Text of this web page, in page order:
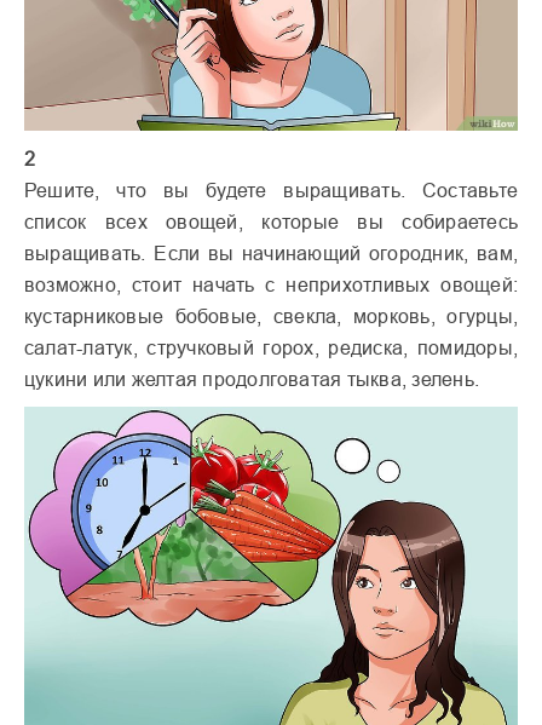
2
Решите, что вы будете выращивать. Составьте
список всех овощей, которые вы собираетесь
выращивать. Если вы начинающий огородник, вам,
возможно, стоит начать с неприхотливых овощей:
кустарниковые бобовые, свекла, морковь, огурцы,
салат-латук, стручковый горох, редиска, помидоры,
цукини или желтая продолговатая тыква, зелень.